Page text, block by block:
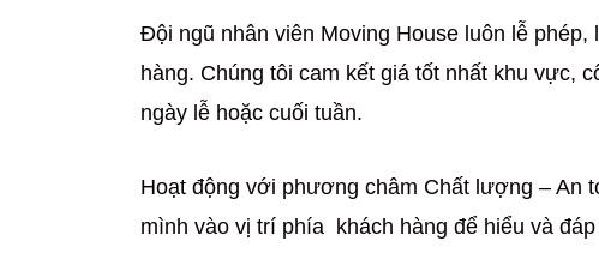
Đội ngũ nhân viên Moving House luôn lễ
hàng. Chúng tôi cam kết giá tốt nhất khu vực,
ngày lễ hoặc cuối tuần.
Hoạt động với phương châm Chất lượng – An
mình vào vị trí phía khách hàng để hiểu và